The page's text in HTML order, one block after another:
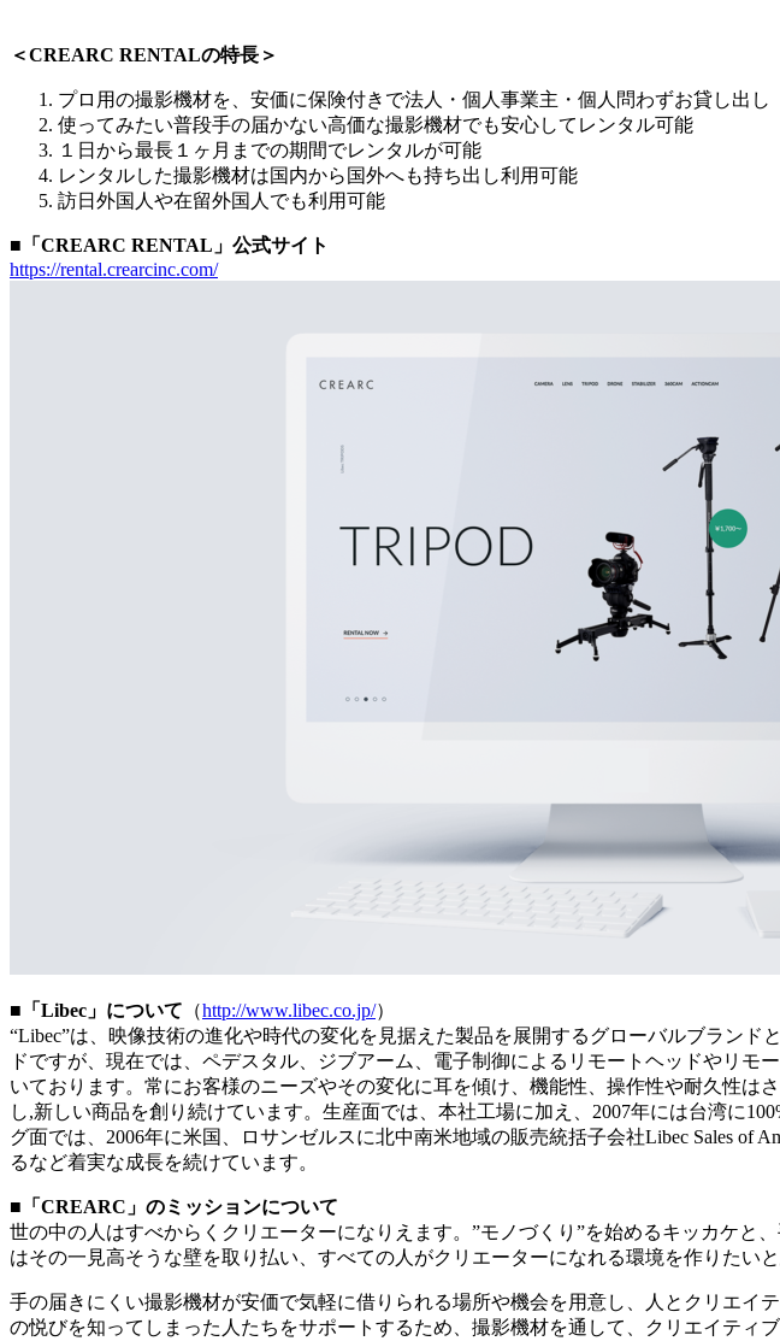
＜CREARC RENTALの特長＞
プロ用の撮影機材を、安価に保険付きで法人・個人事業主・個人問わずお貸し出し
使ってみたい普段手の届かない高価な撮影機材でも安心してレンタル可能
１日から最長１ヶ月までの期間でレンタルが可能
レンタルした撮影機材は国内から国外へも持ち出し利用可能
訪日外国人や在留外国人でも利用可能
■「CREARC RENTAL」公式サイト
https://rental.crearcinc.com/
■「Libec」について （http://www.libec.co.jp/）
“Libec”は、映像技術の進化や時代の変化を見据えた製品を展開するグローバルブラン
ドですが、現在では、ペデスタル、ジブアーム、電子制御によるリモートヘッドやリ
いております。常にお客様のニーズやその変化に耳を傾け、機能性、操作性や耐久性
し,新しい商品を創り続けています。生産面では、本社工場に加え、2007年には台湾に
グ面では、2006年に米国、ロサンゼルスに北中南米地域の販売統括子会社Libec Sales of
るなど着実な成長を続けています。
■「CREARC」のミッションについて
世の中の人はすべからくクリエーターになりえます。”モノづくり”を始めるキッカケ
はその一見高そうな壁を取り払い、すべての人がクリエーターになれる環境を作りたいと
手の届きにくい撮影機材が安価で気軽に借りられる場所や機会を用意し、人とクリエイ
の悦びを知ってしまった人たちをサポートするため、撮影機材を通して、クリエイティ